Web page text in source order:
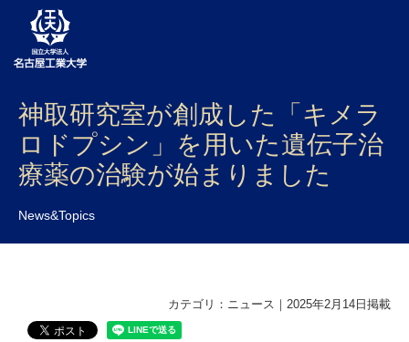
大学案内
学部・大学院・センター
入試
神取研究室が創成した「キメラ
ロドプシン」を用いた遺伝子治
療薬の治験が始まりました
News&Topics
カテゴリ：ニュース｜2025年2月14日掲載